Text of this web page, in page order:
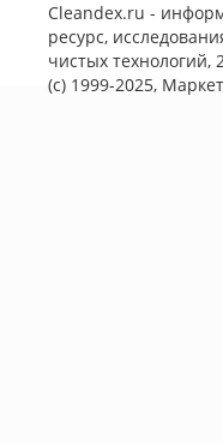
Cleandex.ru -
ресурс,
чистых технологий,
(с) 1999-2025,